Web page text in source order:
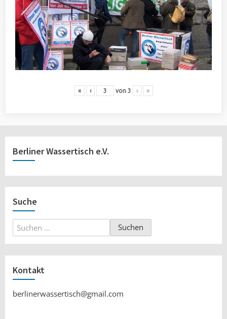
« ‹ von 3 › »
Berliner Wassertisch e.V.
Suche
Suchen
nach:
Kontakt
berlinerwassertisch@gmail.com